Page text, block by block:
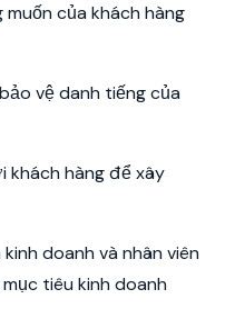
của khách hàng
vệ danh tiếng của
khách hàng để xây
doanh và nhân viên
tiêu kinh doanh